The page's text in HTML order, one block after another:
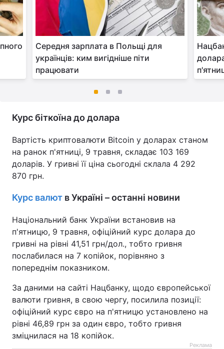
Середня зарплата в Польщі для
українців: ким вигідніше піти
працювати
Курс біткоїна до долара
Вартість криптовалюти Bitcoin у доларах станом
на ранок п'ятниці, 9 травня, складає 103 169
доларів. У гривні її ціна сьогодні склала 4 292
870 грн.
Курс валют в Україні – останні новини
Національний банк України встановив на
п'ятницю, 9 травня, офіційний курс долара до
гривні на рівні 41,51 грн/дол., тобто гривня
послабилася на 7 копійок, порівняно з
попереднім показником.
За даними на сайті Нацбанку, щодо європейської
валюти гривня, в свою чергу, посилила позиції:
офіційний курс євро на п'ятницю установлено на
рівні 46,89 грн за один євро, тобто гривня
зміцнилася на 18 копійок.
Реклама